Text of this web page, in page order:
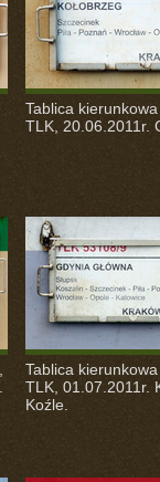
Tablica
TLK, 20.06.2011r.
Tablica
TLK, 01.07.2011r.
Koźle.